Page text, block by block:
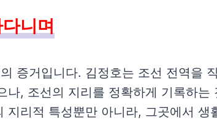
니며
증거입니다. 김정호는 조선 전역을
, 조선의 지리를 정확하게 기록하
리적 특성뿐만 아니라, 그곳에서